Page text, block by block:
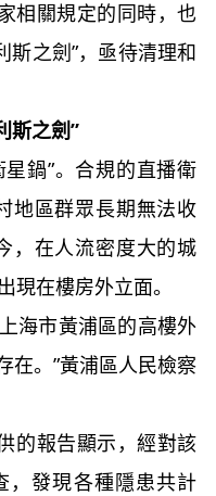
相關規定的同時，也
斯之劍”，亟待清理和
斯之劍”
鍋”。合規的直播衛
地區群眾長期無法收
，在人流密度大的城
現在樓房外立面。
市黃浦區的高樓外
在。”黃浦區人民檢察
報告顯示，經對該
，發現各種隱患共計